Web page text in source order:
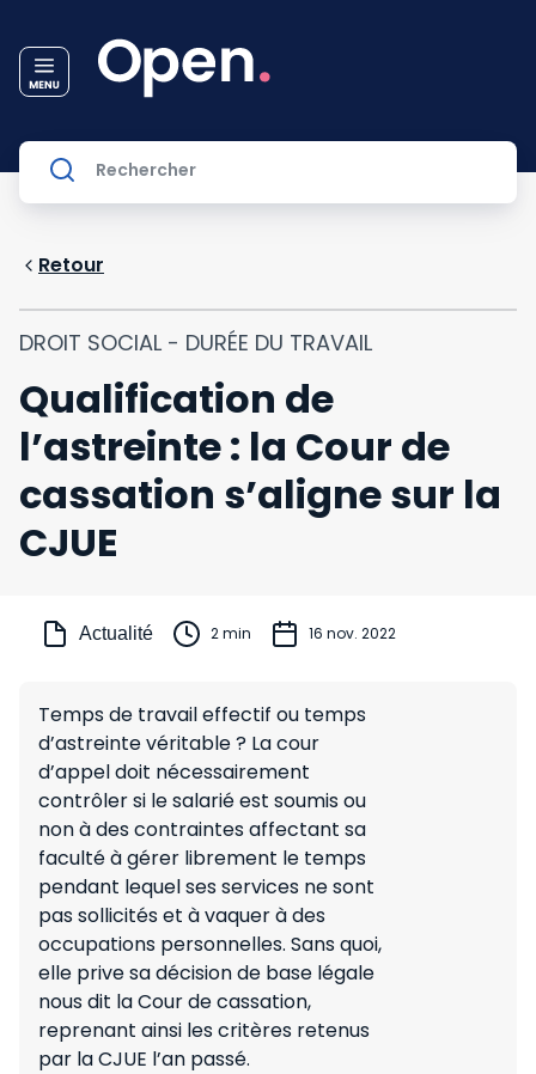
Retour
DROIT SOCIAL - DURÉE DU TRAVAIL
Qualification de
l’astreinte : la Cour de
cassation s’aligne sur la
CJUE
Actualité 2 min 16 nov. 2022
Temps de travail effectif ou temps
d’astreinte véritable ? La cour
d’appel doit nécessairement
contrôler si le salarié est soumis ou
non à des contraintes affectant sa
faculté à gérer librement le temps
pendant lequel ses services ne sont
pas sollicités et à vaquer à des
occupations personnelles. Sans quoi,
elle prive sa décision de base légale
nous dit la Cour de cassation,
reprenant ainsi les critères retenus
par la CJUE l’an passé.